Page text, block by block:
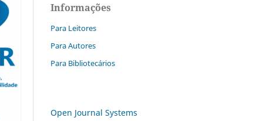
Informações
Para Leitores
Para Autores
Para Bibliotecários
Open Journal Systems